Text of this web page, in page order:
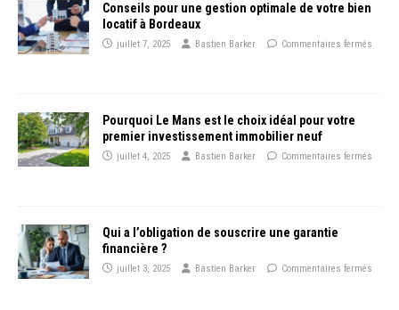
Conseils pour une gestion optimale de votre bien
locatif à Bordeaux
juillet 7, 2025 Bastien Barker Commentaires fermés
Pourquoi Le Mans est le choix idéal pour votre
premier investissement immobilier neuf
juillet 4, 2025 Bastien Barker Commentaires fermés
Qui a l’obligation de souscrire une garantie
financière ?
juillet 3, 2025 Bastien Barker Commentaires fermés